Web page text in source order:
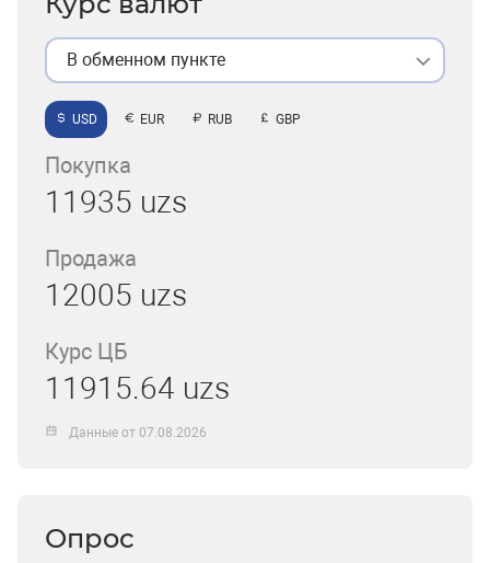
В обменном пункте
USD EUR RUB GBP
Покупка
11935 uzs
Продажа
12005 uzs
Курс ЦБ
11915.64 uzs
Данные от 07.08.2026
Опрос